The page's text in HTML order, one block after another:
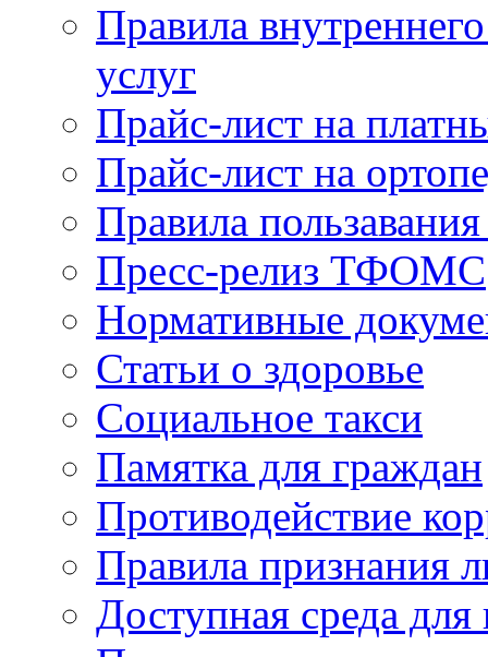
Правила
услуг
Прайс-лист на
Прайс-лист на
Правила
Пресс-релиз ТФОМС
Нормативные
Статьи о здоровье
Социальное такси
Памятка для граждан
Противодействие
Правила признания
Доступная среда для